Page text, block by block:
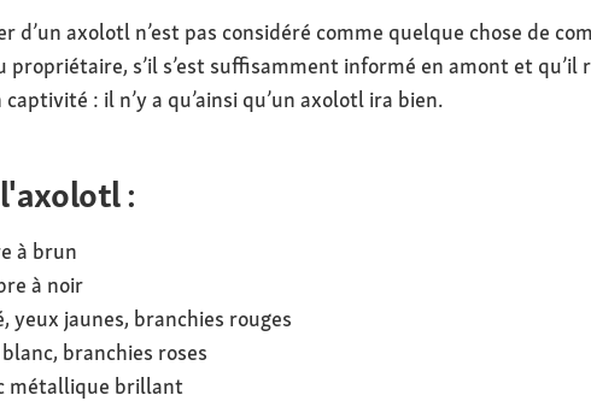
d’un axolotl n’est pas considéré comme quelque chose de
propriétaire, s’il s’est suffisamment informé en amont et
: il n’y a qu’ainsi qu’un axolotl ira bien.
:
à brun
à noir
yeux jaunes, branchies rouges
branchies roses
métallique brillant